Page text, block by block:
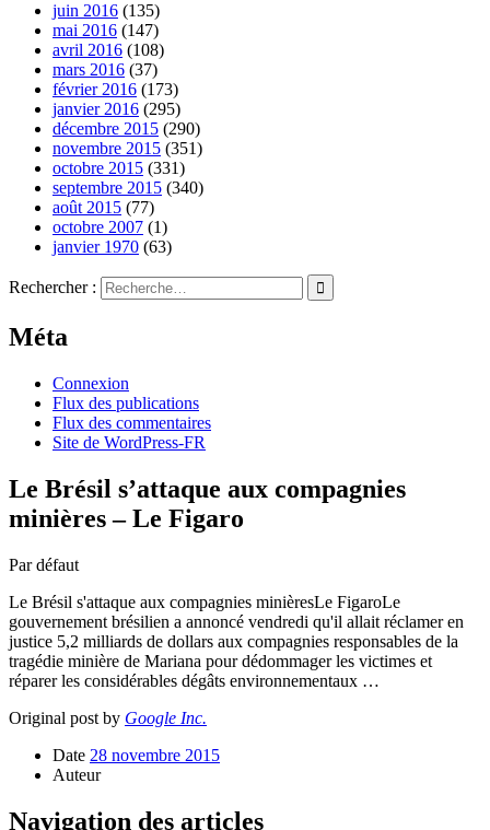
juin 2016 (135)
mai 2016 (147)
avril 2016 (108)
mars 2016 (37)
février 2016 (173)
janvier 2016 (295)
décembre 2015 (290)
novembre 2015 (351)
octobre 2015 (331)
septembre 2015 (340)
août 2015 (77)
octobre 2007 (1)
janvier 1970 (63)
Rechercher :
Méta
Connexion
Flux des publications
Flux des commentaires
Site de WordPress-FR
Le Brésil s’attaque aux compagnies
minières – Le Figaro
Par défaut
Le Brésil s'attaque aux compagnies minièresLe FigaroLe
gouvernement brésilien a annoncé vendredi qu'il allait réclamer en
justice 5,2 milliards de dollars aux compagnies responsables de la
tragédie minière de Mariana pour dédommager les victimes et
réparer les considérables dégâts environnementaux …
Original post by Google Inc.
Date 28 novembre 2015
Auteur
Navigation des articles